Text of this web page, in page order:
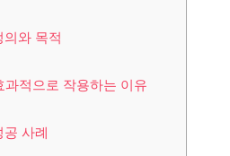
와 목적
과적으로 작용하는 이유
공 사례